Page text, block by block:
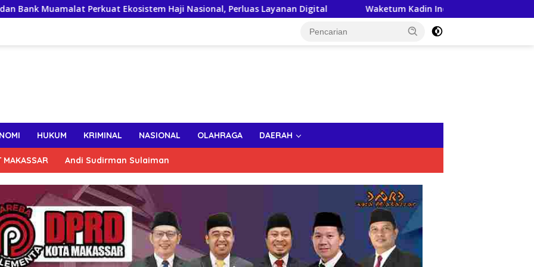
Perkuat Ekosistem Haji Nasional, Perluas Layanan Digital Waketum Kadin Indonesia, Andi Yuslim Patawari Jadi
HUKUM KRIMINAL NASIONAL OLAHRAGA DAERAH
MAKASSAR Andi Sudirman Sulaiman